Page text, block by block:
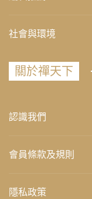
社會與環境
關於禪天下
認識我們
會員條款及規則
隱私政策